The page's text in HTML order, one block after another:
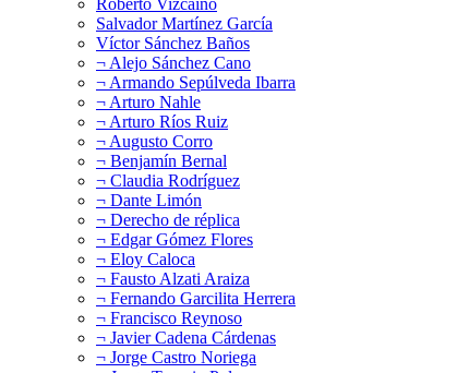
Salvador Martínez García
Víctor Sánchez Baños
¬ Alejo Sánchez Cano
¬ Armando Sepúlveda Ibarra
¬ Arturo Nahle
¬ Arturo Ríos Ruiz
¬ Augusto Corro
¬ Benjamín Bernal
¬ Claudia Rodríguez
¬ Dante Limón
¬ Derecho de réplica
¬ Edgar Gómez Flores
¬ Eloy Caloca
¬ Fausto Alzati Araiza
¬ Fernando Garcilita Herrera
¬ Francisco Reynoso
¬ Javier Cadena Cárdenas
¬ Jorge Castro Noriega